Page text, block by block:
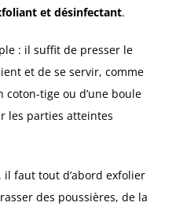
et désinfectant.
: il suffit de presser le
et de se servir, comme
coton-tige ou d’une boule
les parties atteintes
faut tout d’abord exfolier
des poussières, de la